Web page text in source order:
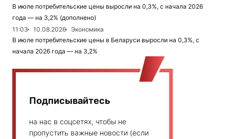
В июле потребительские цены выросли на 0,3%, с начала 2026
года — на 3,2% (дополнено)
11:03
10.08.2026
Экономика
В июле потребительские цены в Беларуси выросли на 0,3%, с
начала 2026 года — на 3,2%
Подписывайтесь
на нас в соцсетях, чтобы не
пропустить важные новости (если